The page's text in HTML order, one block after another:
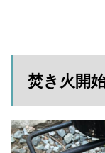
焚き火開